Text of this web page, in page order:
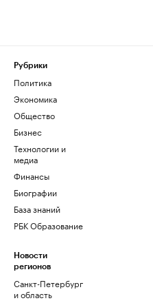
Рубрики
Политика
Экономика
Общество
Бизнес
Технологии и
медиа
Финансы
Биографии
База знаний
РБК Образование
Новости
регионов
Санкт-Петербург
и область